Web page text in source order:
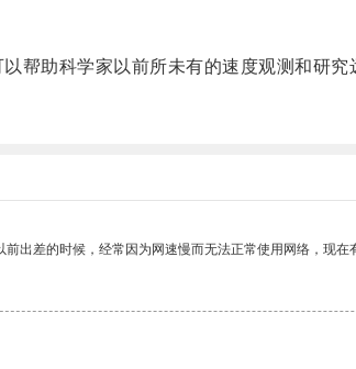
助科学家以前所未有的速度观测和研究
出差的时候，经常因为网速慢而无法正常使用网络，现在